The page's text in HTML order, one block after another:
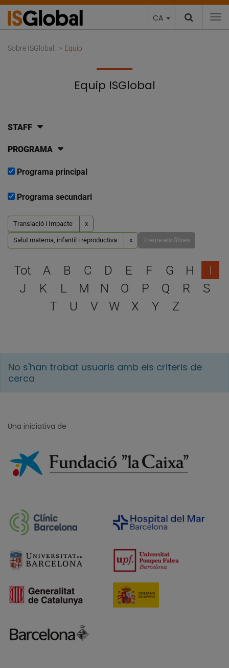
CA
Sobre ISGlobal Equip
Equip ISGlobal
STAFF
PROGRAMA
Programa principal
Programa secundari
Translació i Impacte x
Salut materna, infantil i reproductiva x Treure els filtres
Escull una lletra per filtrar
Tot A B C D E F G H
I
J
K L M N O P Q R
S
T
U V W X Y Z
No s'han trobat usuaris amb els criteris de
cerca
Una iniciativa de